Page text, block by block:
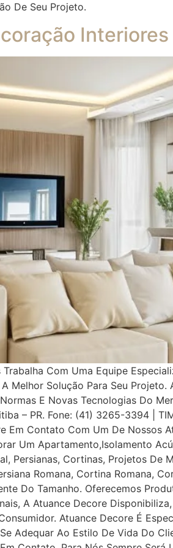
De Seu Projeto.
Interiores
Com Uma Equipe
Melhor Solução Para Seu
E Novas Tecnologias Do
– PR. Fone: (41) 3265-3394 |
Em Contato Com Um De Nossos
Um Apartamento,Isolamento
Persianas, Cortinas, Projetos De
Romana, Cortina Romana,
Do Tamanho. Oferecemos
A Atuance Decore
Atuance Decore É
Adequar Ao Estilo De Vida Do